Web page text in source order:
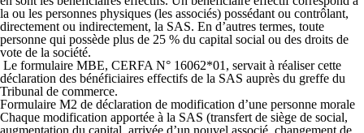
la ou les personnes physiques (les associés) possédant ou contrôlant,
directement ou indirectement, la SAS. En d’autres termes, toute
personne qui possède plus de 25 % du capital social ou des droits de
vote de la société.
Le formulaire MBE, CERFA N° 16062*01, servait à réaliser cette
déclaration des bénéficiaires effectifs de la SAS auprès du greffe du
Tribunal de commerce.
Formulaire M2 de déclaration de modification d’une personne morale
Chaque modification apportée à la SAS (transfert de siège de social,
augmentation du capital, arrivée d’un nouvel associé, changement de